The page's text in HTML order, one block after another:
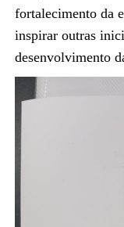
fortalecimento da
inspirar outras
desenvolvimento